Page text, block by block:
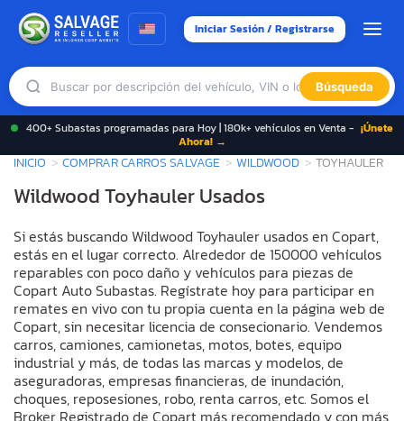
Iniciar Sesión / Registrarse
Búsqueda
400+ Subastas programadas para Hoy | 180k+ vehículos en Venta - ¡Únete
Ahora! →
INICIO COMPRAR CARROS SALVAGE WILDWOOD TOYHAULER
Wildwood Toyhauler Usados
Si estás buscando Wildwood Toyhauler usados en Copart,
estás en el lugar correcto. Alrededor de 150000 vehículos
reparables con poco daño y vehículos para piezas de
Copart Auto Subastas. Regístrate hoy para participar en
remates en vivo con tu propia cuenta en la página web de
Copart, sin necesitar licencia de consecionario. Vendemos
carros, camiones, camionetas, motos, botes, equipo
industrial y más, de todas las marcas y modelos, de
aseguradoras, empresas financieras, de inundación,
choques, reposesiones, robo, renta carros, etc. Somos el
Broker Registrado de Copart más recomendado y con más